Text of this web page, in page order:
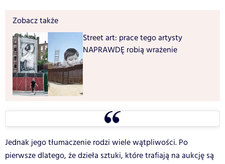
Zobacz także
Street art: prace tego artysty
NAPRAWDĘ robią wrażenie
Jednak jego tłumaczenie rodzi wiele wątpliwości. Po
pierwsze dlatego, że dzieła sztuki, które trafiają na aukcję są